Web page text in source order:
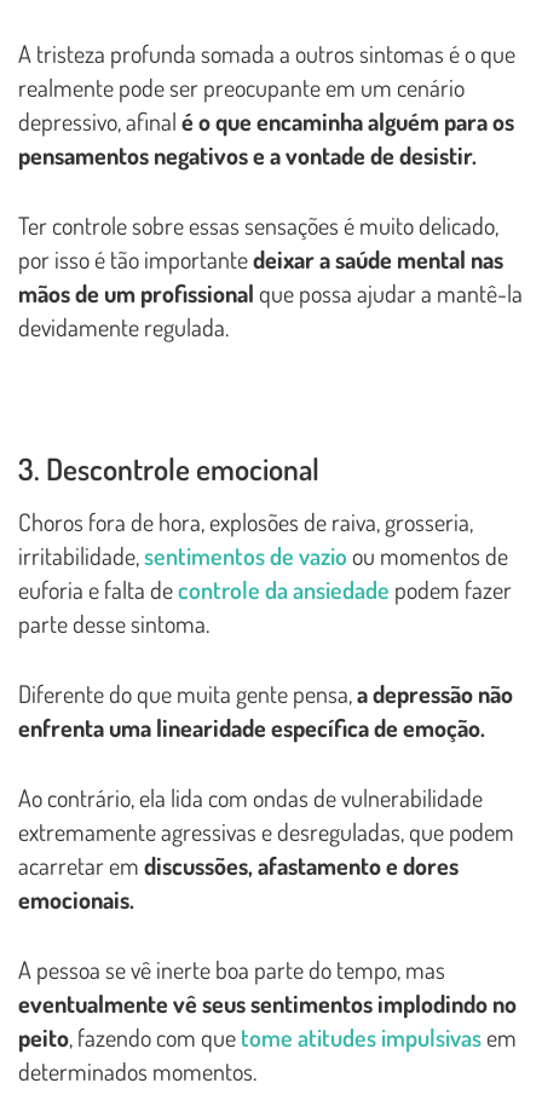
A tristeza profunda somada a outros sintomas é o que
realmente pode ser preocupante em um cenário
depressivo, afinalé o que encaminha alguém para os
pensamentos negativos e a vontade de desistir.
Ter controle sobre essas sensações é muito delicado,
por isso é tão importantedeixar a saúde mental nas
mãos de um profissional que possa ajudar a mantê-la
devidamente regulada.
3. Descontrole emocional
Choros fora de hora, explosões de raiva, grosseria,
irritabilidade,sentimentos de vazioou momentos de
euforia e falta decontrole da ansiedade podem fazer
parte desse sintoma.
Diferente do que muita gente pensa,a depressão não
enfrenta uma linearidade específica de emoção.
Ao contrário, ela lida com ondas de vulnerabilidade
extremamente agressivas e desreguladas, que podem
acarretar emdiscussões, afastamento e dores
emocionais.
A pessoa se vê inerte boa parte do tempo, mas
eventualmente vê seus sentimentos implodindo no
peito, fazendo com quetome atitudes impulsivasem
determinados momentos.